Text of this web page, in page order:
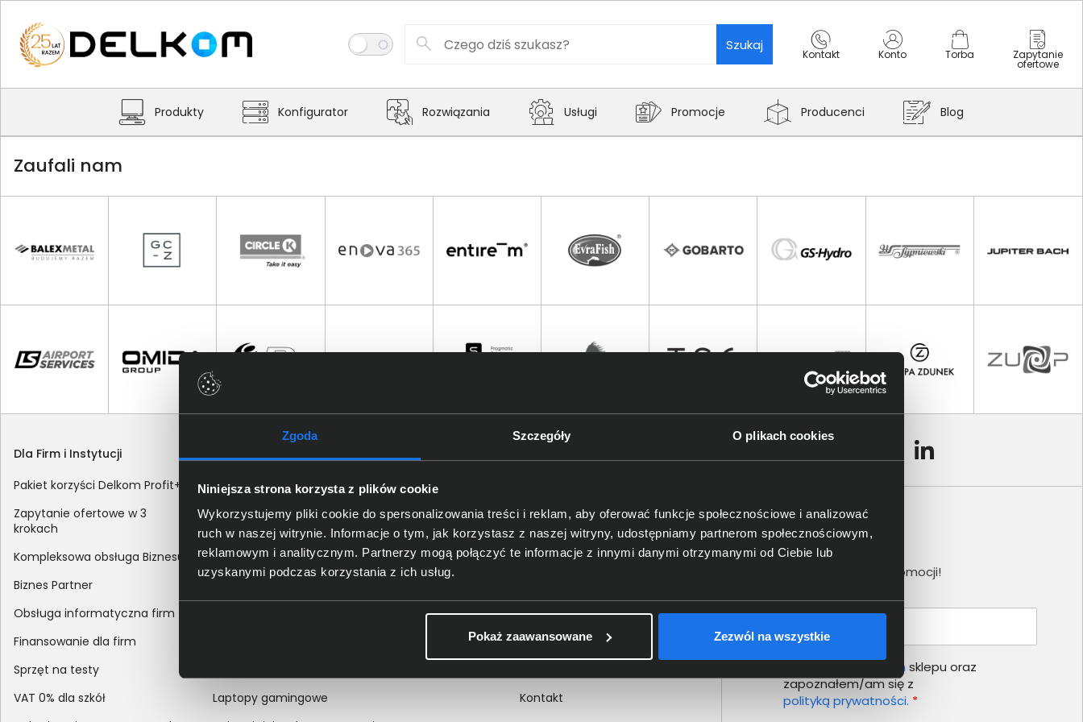
Zgoda Szczegóły O plikach cookies
Niniejsza strona korzysta z plików cookie
Wykorzystujemy pliki cookie do spersonalizowania treści i reklam, aby oferować funkcje społecznościowe i analizować
ruch w naszej witrynie. Informacje o tym, jak korzystasz z naszej witryny, udostępniamy partnerom społecznościowym,
reklamowym i analitycznym. Partnerzy mogą połączyć te informacje z innymi danymi otrzymanymi od Ciebie lub
uzyskanymi podczas korzystania z ich usług.
Pokaż zaawansowane Zezwól na wszystkie
Szukaj
Kontakt Konto Torba Zapytanie
ofertowe
Produkty Konfigurator Rozwiązania Usługi Promocje Producenci Blog
Zaufali nam
Dla Firm i Instytucji
Pakiet korzyści Delkom Profit+
Zapytanie ofertowe w 3
krokach
Kompleksowa obsługa Biznesu
Biznes Partner
Obsługa informatyczna firm
Finansowanie dla firm
Sprzęt na testy
VAT 0% dla szkół
Zakupy
Sposoby dostawy
Metody płatności
Zakup z dofinansowaniem
Odroczony termin płatności
Korekta danych nabywcy na dokumencie
Laptopy gamingowe
Certyfikaty i autoryzacje
Nagrody i wyróżnienia
Polityka prywatności
wewnętrznych
Kontakt
Newsletter
Nie przegap żadnej promocji!
regulamin sklepu oraz
zapoznałem/am się z
polityką prywatności. *